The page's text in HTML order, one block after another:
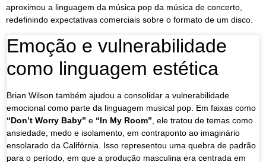
aproximou a linguagem da música pop da música de concerto,
redefinindo expectativas comerciais sobre o formato de um disco.
Emoção e vulnerabilidade
como linguagem estética
Brian Wilson também ajudou a consolidar a vulnerabilidade
emocional como parte da linguagem musical pop. Em faixas como
“Don’t Worry Baby” e “In My Room” , ele tratou de temas como
ansiedade, medo e isolamento, em contraponto ao imaginário
ensolarado da Califórnia. Isso representou uma quebra de padrão
para o período, em que a produção masculina era centrada em